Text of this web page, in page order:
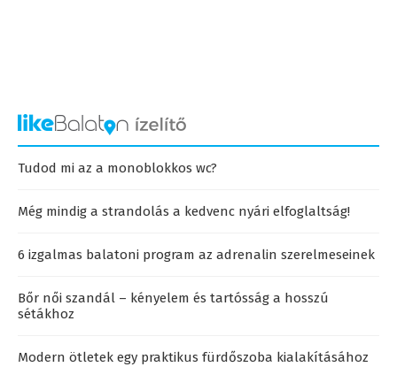
Tudod mi az a monoblokkos wc?
Még mindig a strandolás a kedvenc nyári elfoglaltság!
6 izgalmas balatoni program az adrenalin szerelmeseinek
Bőr női szandál – kényelem és tartósság a hosszú
sétákhoz
Modern ötletek egy praktikus fürdőszoba kialakításához